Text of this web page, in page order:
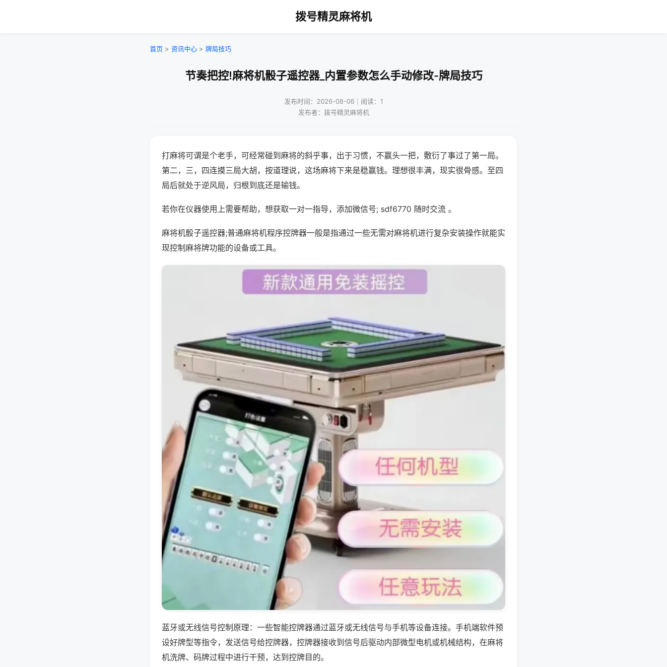
拨号精灵麻将机
首页 > 资讯中心 > 牌局技巧
节奏把控!麻将机骰子遥控器_内置参数怎么手动修改-牌局技巧
发布时间：2026-08-06｜阅读：1
发布者：拨号精灵麻将机
打麻将可谓是个老手，可经常碰到麻将的斜乎事，出于习惯，不赢头一把，敷衍了事过了第一局。
第二，三，四连摸三局大胡，按道理说，这场麻将下来是稳赢钱。理想很丰满，现实很骨感。至四
局后就处于逆风局，归根到底还是输钱。
若你在仪器使用上需要帮助，想获取一对一指导，添加微信号; sdf6770 随时交流 。
麻将机骰子遥控器;普通麻将机程序控牌器一般是指通过一些无需对麻将机进行复杂安装操作就能实
现控制麻将牌功能的设备或工具。
蓝牙或无线信号控制原理：一些智能控牌器通过蓝牙或无线信号与手机等设备连接。手机端软件预
设好牌型等指令，发送信号给控牌器，控牌器接收到信号后驱动内部微型电机或机械结构，在麻将
机洗牌、码牌过程中进行干预，达到控牌目的。